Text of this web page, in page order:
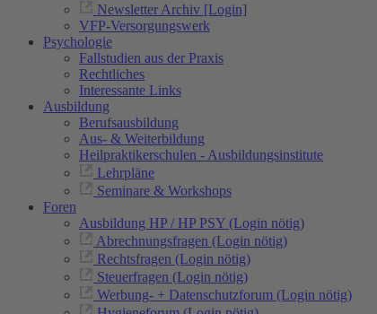
Newsletter Archiv [Login]
VFP-Versorgungswerk
Psychologie
Fallstudien aus der Praxis
Rechtliches
Interessante Links
Ausbildung
Berufsausbildung
Aus- & Weiterbildung
Heilpraktikerschulen - Ausbildungsinstitute
Lehrpläne
Seminare & Workshops
Foren
Ausbildung HP / HP PSY (Login nötig)
Abrechnungsfragen (Login nötig)
Rechtsfragen (Login nötig)
Steuerfragen (Login nötig)
Werbung- + Datenschutzforum (Login nötig)